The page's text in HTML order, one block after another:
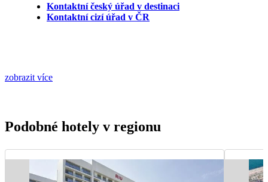
Kontaktní český úřad v destinaci
Kontaktní cizí úřad v ČR
zobrazit více
Podobné hotely v regionu